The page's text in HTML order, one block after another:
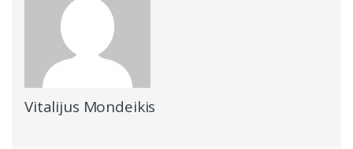
Vitalijus Mondeikis